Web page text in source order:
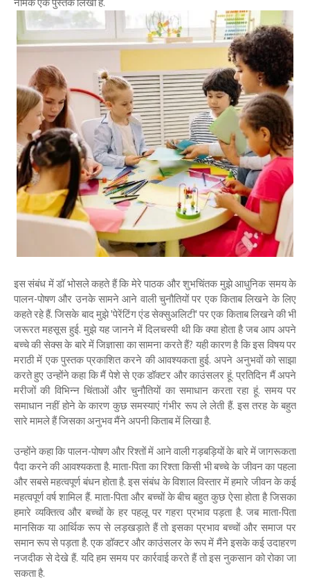
नामक एक पुस्तक लिखी है.
इस संबंध में डॉ भोसले कहते हैं कि मेरे पाठक और शुभचिंतक मुझे आधुनिक समय के
पालन-पोषण और उनके सामने आने वाली चुनौतियों पर एक किताब लिखने के लिए
कहते रहे हैं. जिसके बाद मुझे 'पेरेंटिंग एंड सेक्सुअलिटी' पर एक किताब लिखने की भी
जरूरत महसूस हुई. मुझे यह जानने में दिलचस्पी थी कि क्या होता है जब आप अपने
बच्चे की सेक्स के बारे में जिज्ञासा का सामना करते हैं? यही कारण है कि इस विषय पर
मराठी में एक पुस्तक प्रकाशित करने की आवश्यकता हुई. अपने अनुभवों को साझा
करते हुए उन्होंने कहा कि मैं पेशे से एक डॉक्टर और काउंसलर हूं. प्रतिदिन मैं अपने
मरीजों की विभिन्न चिंताओं और चुनौतियों का समाधान करता रहा हूं. समय पर
समाधान नहीं होने के कारण कुछ समस्याएं गंभीर रूप ले लेती हैं. इस तरह के बहुत
सारे मामले हैं जिसका अनुभव मैंने अपनी किताब में लिखा है.
उन्होंने कहा कि पालन-पोषण और रिश्तों में आने वाली गड़बड़ियों के बारे में जागरूकता
पैदा करने की आवश्यकता है. माता-पिता का रिश्ता किसी भी बच्चे के जीवन का पहला
और सबसे महत्वपूर्ण बंधन होता है. इस संबंध के विशाल विस्तार में हमारे जीवन के कई
महत्वपूर्ण वर्ष शामिल हैं. माता-पिता और बच्चों के बीच बहुत कुछ ऐसा होता है जिसका
हमारे व्यक्तित्व और बच्चों के हर पहलू पर गहरा प्रभाव पड़ता है. जब माता-पिता
मानसिक या आर्थिक रूप से लड़खड़ाते हैं तो इसका प्रभाव बच्चों और समाज पर
समान रूप से पड़ता है. एक डॉक्टर और काउंसलर के रूप में मैंने इसके कई उदाहरण
नजदीक से देखे हैं. यदि हम समय पर कार्रवाई करते हैं तो इस नुकसान को रोका जा
सकता है.